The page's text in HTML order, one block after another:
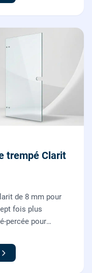
trempé Clarit
de 8 mm pour
fois plus
percée pour
poignée).